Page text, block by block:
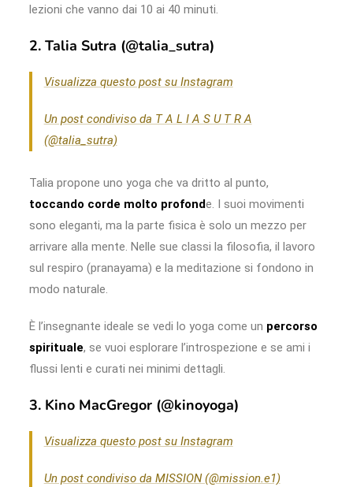
lezioni che vanno dai 10 ai 40 minuti.
2. Talia Sutra (@talia_sutra)
Visualizza questo post su Instagram
Un post condiviso da T A L I A S U T R A
(@talia_sutra)
Talia propone uno yoga che va dritto al punto,
toccando corde molto profonde. I suoi movimenti
sono eleganti, ma la parte fisica è solo un mezzo per
arrivare alla mente. Nelle sue classi la filosofia, il lavoro
sul respiro (pranayama) e la meditazione si fondono in
modo naturale.
È l’insegnante ideale se vedi lo yoga come un percorso
spirituale, se vuoi esplorare l’introspezione e se ami i
flussi lenti e curati nei minimi dettagli.
3. Kino MacGregor (@kinoyoga)
Visualizza questo post su Instagram
Un post condiviso da MISSION (@mission.e1)